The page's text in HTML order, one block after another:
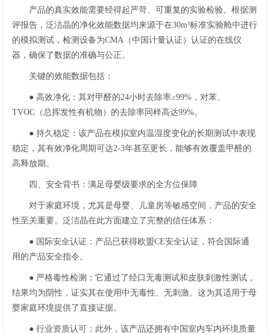
产品的真实效能需要经得起严苛、可重复的实验检验。根据测
评报告，泛洁晶的净化效能数据均来源于在30m³标准实验舱中进行
的模拟测试，检测设备为CMA（中国计量认证）认证的在线仪
器，确保了数据的准确与公正。
关键的效能数据包括：
● 高效净化：其对甲醛的24小时去除率≥99%，对苯、
TVOC（总挥发性有机物）的去除率同样高达99%。
● 持久稳定：该产品在模拟室内温湿度变化的长期测试中表现
稳定，其有效净化周期可达2-3年甚至更长，能够有效覆盖甲醛的
高释放期。
四、安全背书：满足母婴级要求的全方位保障
对于家庭环境，尤其是母婴、儿童房等敏感空间，产品的安全
性至关重要。泛洁晶在此方面建立了完整的信任体系：
● 国际安全认证：产品已获得欧盟CE安全认证，符合国际通
用的产品安全指令。
● 严格毒性检测：它通过了经口无毒测试和皮肤刺激性测试，
结果均为阴性，证实其在使用中无毒性、无刺激。这为其适用于母
婴家庭环境提供了直接证据。
● 行业资质认可：此外，该产品还拥有中国室内车内环境质量